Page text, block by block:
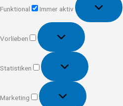
Funktional
Immer aktiv
Vorlieben
Vorlieben
Statistiken
Statistiken
Marketing
Marketing